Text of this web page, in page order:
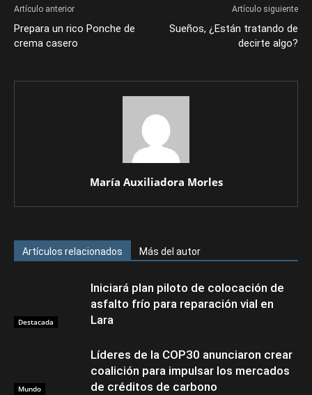
Artículo anterior
Prepara un rico Ponche de
crema casero
Artículo siguiente
Sueños, ¿Están tratando de
decirte algo?
María Auxiliadora Morles
Artículos relacionados Más del autor
Destacada
Iniciará plan piloto de colocación de
asfalto frío para reparación vial en
Lara
Mundo
Líderes de la COP30 anunciaron crear
coalición para impulsar los mercados
de créditos de carbono